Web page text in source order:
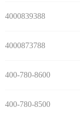
4000839388
4000873788
400-780-8600
400-780-8500